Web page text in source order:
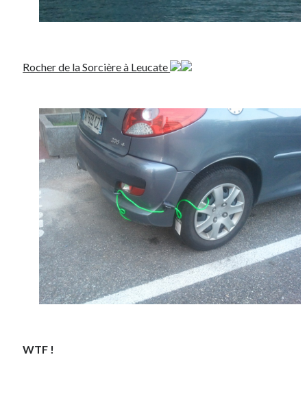
Rocher de la Sorcière à Leucate
WTF !